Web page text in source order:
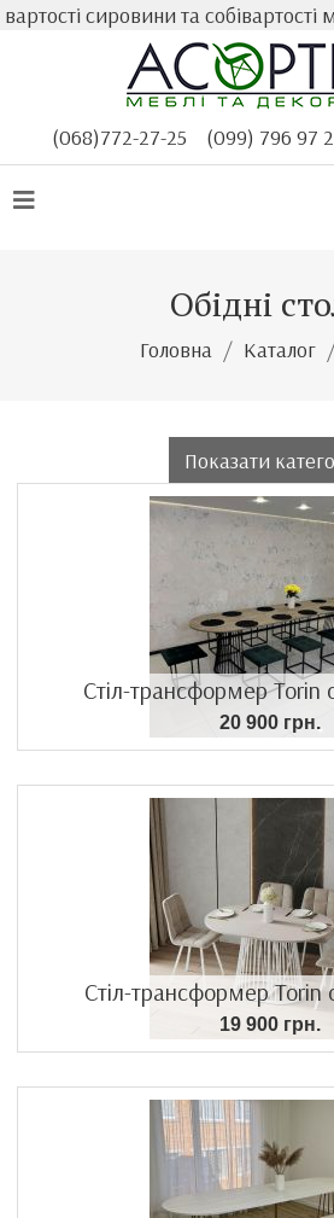
та собівартості меблів,
(068)772-27-25
(099) 796 97
Обідні
Головна Каталог
Показати
Стіл-трансформер Torin
20 900 грн.
Стіл-трансформер Torin
19 900 грн.